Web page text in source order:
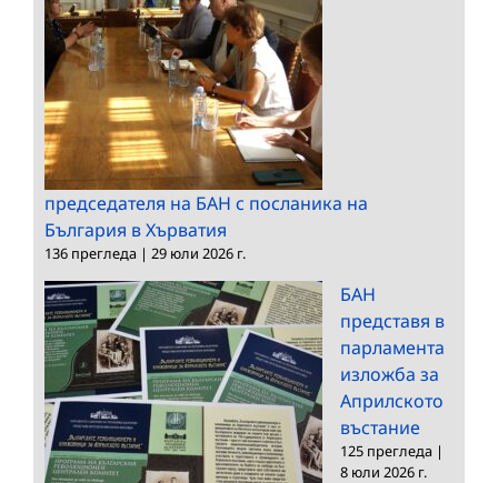
председателя на БАН с посланика на
България в Хърватия
136 прегледа | 29 юли 2026 г.
БАН
представя в
парламента
изложба за
Априлското
въстание
125 прегледа |
8 юли 2026 г.